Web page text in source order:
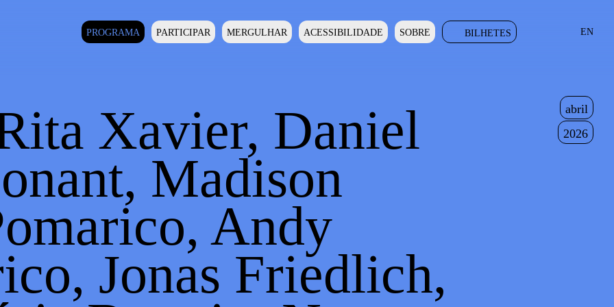
PROGRAMA PARTICIPAR MERGULHAR ACESSIBILIDADE SOBRE BILHETES EN
Xavier, Daniel
Madison
Andy
Jonas Friedlich,
abril
2026